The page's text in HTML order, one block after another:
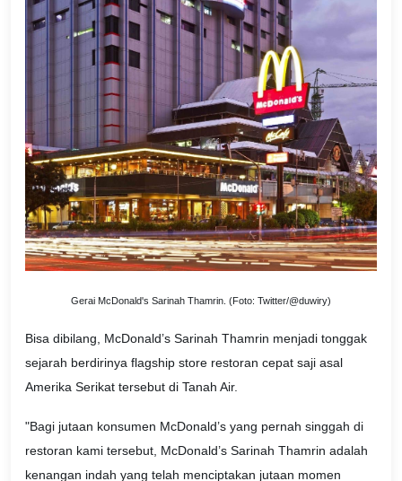
Gerai McDonald's Sarinah Thamrin. (Foto: Twitter/@duwiry)
Bisa dibilang, McDonald’s Sarinah Thamrin menjadi tonggak
sejarah berdirinya flagship store restoran cepat saji asal
Amerika Serikat tersebut di Tanah Air.
"Bagi jutaan konsumen McDonald’s yang pernah singgah di
restoran kami tersebut, McDonald’s Sarinah Thamrin adalah
kenangan indah yang telah menciptakan jutaan momen